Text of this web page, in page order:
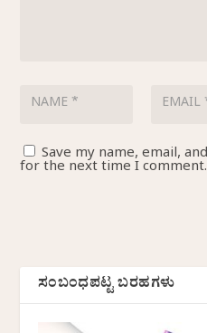
Save my name, email,
for the next time I comment.
ಸಂಬಂಧಪಟ್ಟ ಬರಹಗಳು